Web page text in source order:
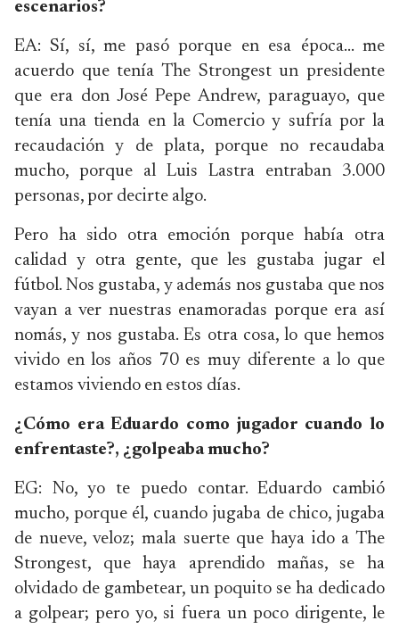
escenarios?
EA: Sí, sí, me pasó porque en esa época… me
acuerdo que tenía The Strongest un presidente
que era don José Pepe Andrew, paraguayo, que
tenía una tienda en la Comercio y sufría por la
recaudación y de plata, porque no recaudaba
mucho, porque al Luis Lastra entraban 3.000
personas, por decirte algo.
Pero ha sido otra emoción porque había otra
calidad y otra gente, que les gustaba jugar el
fútbol. Nos gustaba, y además nos gustaba que nos
vayan a ver nuestras enamoradas porque era así
nomás, y nos gustaba. Es otra cosa, lo que hemos
vivido en los años 70 es muy diferente a lo que
estamos viviendo en estos días.
¿Cómo era Eduardo como jugador cuando lo
enfrentaste?, ¿golpeaba mucho?
EG: No, yo te puedo contar. Eduardo cambió
mucho, porque él, cuando jugaba de chico, jugaba
de nueve, veloz; mala suerte que haya ido a The
Strongest, que haya aprendido mañas, se ha
olvidado de gambetear, un poquito se ha dedicado
a golpear; pero yo, si fuera un poco dirigente, le